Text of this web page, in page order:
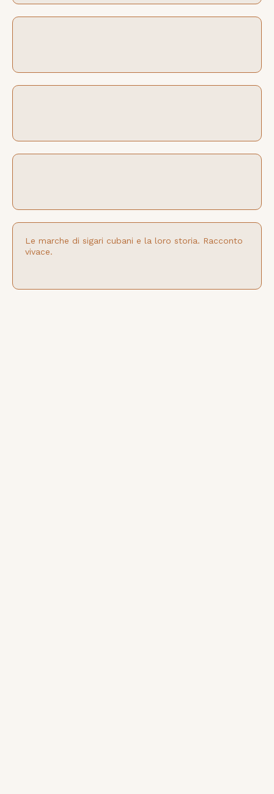
Le marche di sigari cubani e la loro storia. Racconto
vivace.